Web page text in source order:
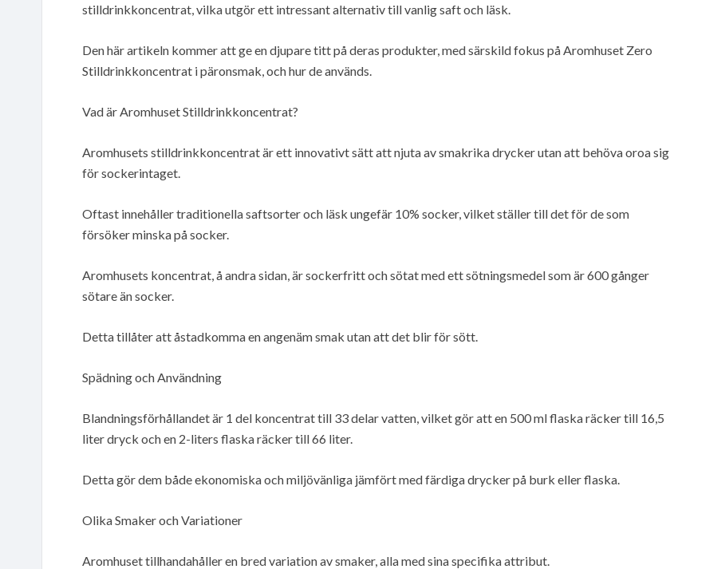
stilldrinkkoncentrat, vilka utgör ett intressant alternativ till vanlig saft och läsk.
Den här artikeln kommer att ge en djupare titt på deras produkter, med särskild fokus på Aromhuset Zero
Stilldrinkkoncentrat i päronsmak, och hur de används.
Vad är Aromhuset Stilldrinkkoncentrat?
Aromhusets stilldrinkkoncentrat är ett innovativt sätt att njuta av smakrika drycker utan att behöva oroa sig
för sockerintaget.
Oftast innehåller traditionella saftsorter och läsk ungefär 10% socker, vilket ställer till det för de som
försöker minska på socker.
Aromhusets koncentrat, å andra sidan, är sockerfritt och sötat med ett sötningsmedel som är 600 gånger
sötare än socker.
Detta tillåter att åstadkomma en angenäm smak utan att det blir för sött.
Spädning och Användning
Blandningsförhållandet är 1 del koncentrat till 33 delar vatten, vilket gör att en 500 ml flaska räcker till 16,5
liter dryck och en 2-liters flaska räcker till 66 liter.
Detta gör dem både ekonomiska och miljövänliga jämfört med färdiga drycker på burk eller flaska.
Olika Smaker och Variationer
Aromhuset tillhandahåller en bred variation av smaker, alla med sina specifika attribut.